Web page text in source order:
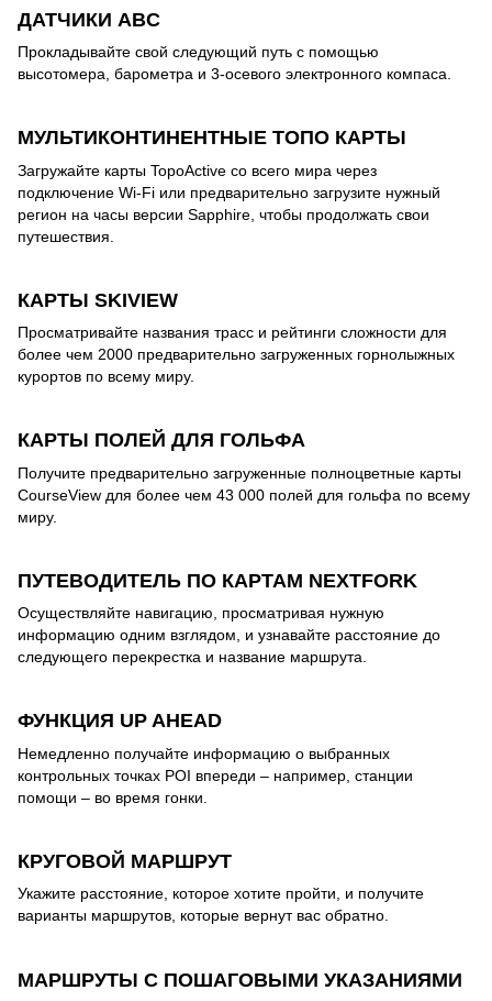
ДАТЧИКИ ABC
Прокладывайте свой следующий путь с помощью
высотомера, барометра и 3-осевого электронного компаса.
МУЛЬТИКОНТИНЕНТНЫЕ ТОПО КАРТЫ
Загружайте карты TopoActive со всего мира через
подключение Wi-Fi или предварительно загрузите нужный
регион на часы версии Sapphire, чтобы продолжать свои
путешествия.
КАРТЫ SKIVIEW
Просматривайте названия трасс и рейтинги сложности для
более чем 2000 предварительно загруженных горнолыжных
курортов по всему миру.
КАРТЫ ПОЛЕЙ ДЛЯ ГОЛЬФА
Получите предварительно загруженные полноцветные карты
CourseView для более чем 43 000 полей для гольфа по всему
миру.
ПУТЕВОДИТЕЛЬ ПО КАРТАМ NEXTFORK
Осуществляйте навигацию, просматривая нужную
информацию одним взглядом, и узнавайте расстояние до
следующего перекрестка и название маршрута.
ФУНКЦИЯ UP AHEAD
Немедленно получайте информацию о выбранных
контрольных точках POI впереди – например, станции
помощи – во время гонки.
КРУГОВОЙ МАРШРУТ
Укажите расстояние, которое хотите пройти, и получите
варианты маршрутов, которые вернут вас обратно.
МАРШРУТЫ С ПОШАГОВЫМИ УКАЗАНИЯМИ